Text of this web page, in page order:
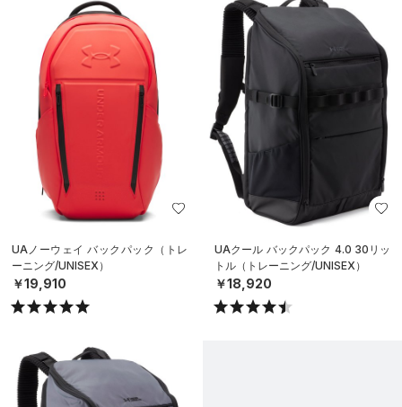
UAノーウェイ バックパック（トレ
ーニング/UNISEX）
￥19,910
UAクール バックパック 4.0 30リッ
トル（トレーニング/UNISEX）
￥18,920